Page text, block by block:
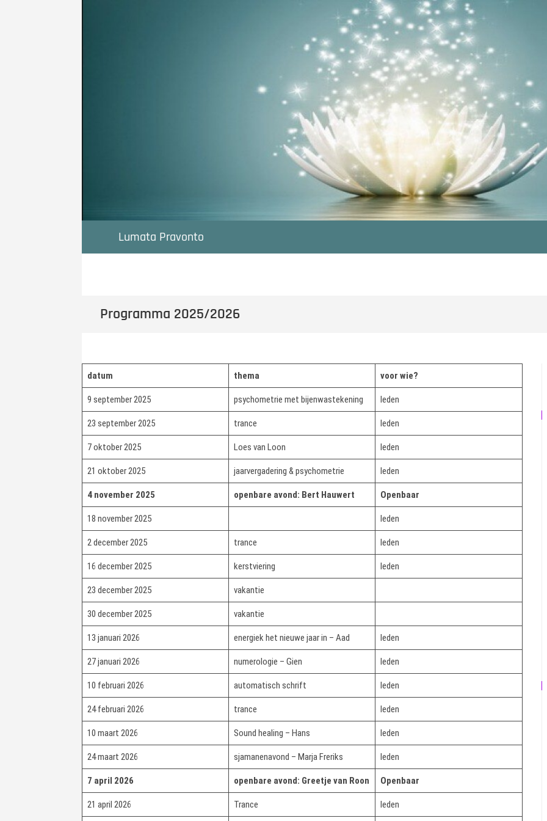
Lumata Pravonto
Programma 2025/2026
datum thema voor wie?
9 september 2025 psychometrie met bijenwastekening leden
23 september 2025 trance leden
7 oktober 2025 Loes van Loon leden
21 oktober 2025 jaarvergadering & psychometrie leden
4 november 2025 openbare avond: Bert Hauwert Openbaar
18 november 2025 leden
2 december 2025 trance leden
16 december 2025 kerstviering leden
23 december 2025 vakantie
30 december 2025 vakantie
13 januari 2026 energiek het nieuwe jaar in – Aad leden
27 januari 2026 numerologie – Gien leden
10 februari 2026 automatisch schrift leden
24 februari 2026 trance leden
10 maart 2026 Sound healing – Hans leden
24 maart 2026 sjamanenavond – Marja Freriks leden
7 april 2026 openbare avond: Greetje van Roon Openbaar
21 april 2026 Trance leden